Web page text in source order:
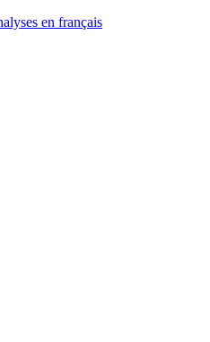
en français